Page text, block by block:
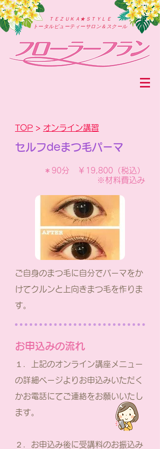
ＴＥＺＵＫＡ★ＳＴＹＬＥ
トータルビューティーサロン＆スクール
TOP > オンライン講習
セルフdeまつ毛パーマ
＊90分 ￥19,800（税込）
※材料費込み
ご自身のまつ毛に自分でパーマをか
けてクルンと上向きまつ毛を作りま
す。
お申込みの流れ
１．上記のオンライン講座メニュー
の詳細ページよりお申込みいただく
かお電話にてご連絡をお願いいたし
ます。
２．お申込み後に受講料のお振込み